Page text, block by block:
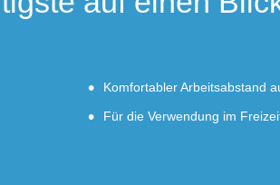
Komfortabler Arbeitsabstand
Für die Verwendung im